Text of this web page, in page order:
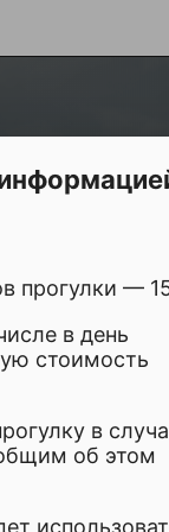
и
прогулки —
в день
стоимость
в
об этом